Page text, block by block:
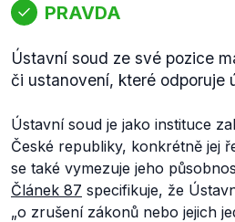
PRAVDA
Ústavní soud ze své pozice
či ustanovení, které odporuje
Ústavní soud je jako instituce
České republiky, konkrétně jej
se také vymezuje jeho
Článek 87 specifikuje, že
„o zrušení zákonů nebo jejich